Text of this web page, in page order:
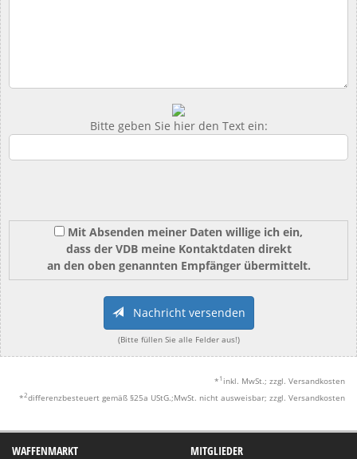
Bitte geben Sie hier den Text ein:
Mit Absenden meiner Daten willige ich ein,
dass der VDB meine Kontaktdaten direkt
an den oben genannten Empfänger übermittelt.
Nachricht versenden
(Bitte füllen Sie alle Felder aus!)
* 1 inkl. MwSt.; zzgl. Versandkosten
*2differenzbesteuert gemäß §25a UStG.;MwSt. nicht ausweisbar; zzgl. Versandkosten
WAFFENMARKT MITGLIEDER